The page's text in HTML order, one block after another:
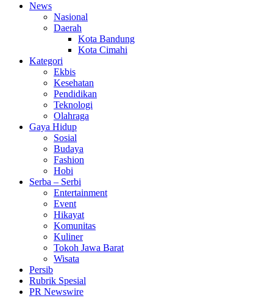
News
Nasional
Daerah
Kota Bandung
Kota Cimahi
Kategori
Ekbis
Kesehatan
Pendidikan
Teknologi
Olahraga
Gaya Hidup
Sosial
Budaya
Fashion
Hobi
Serba – Serbi
Entertainment
Event
Hikayat
Komunitas
Kuliner
Tokoh Jawa Barat
Wisata
Persib
Rubrik Spesial
PR Newswire